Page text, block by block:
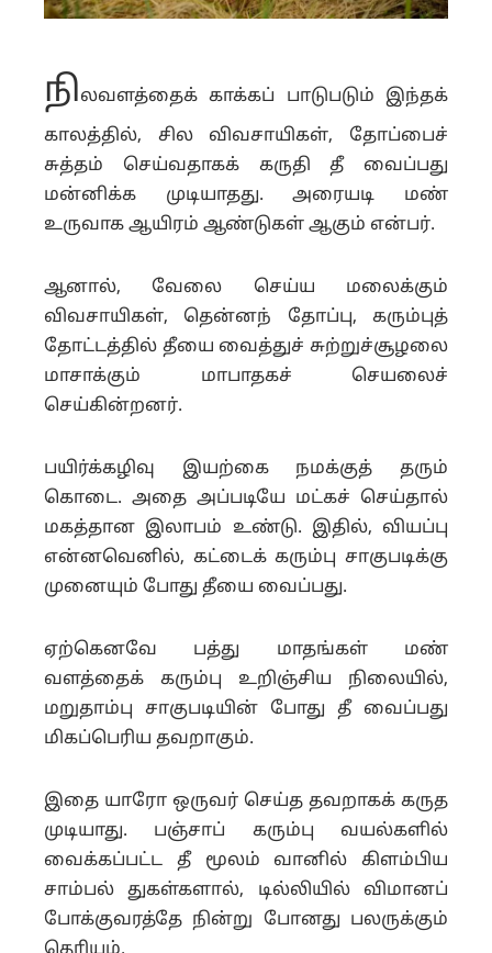
நிலவளத்தைக் காக்கப் பாடுபடும் இந்தக்
காலத்தில், சில விவசாயிகள், தோப்பைச்
சுத்தம் செய்வதாகக் கருதி தீ வைப்பது
மன்னிக்க முடியாதது. அரையடி மண்
உருவாக ஆயிரம் ஆண்டுகள் ஆகும் என்பர்.
ஆனால், வேலை செய்ய மலைக்கும்
விவசாயிகள், தென்னந் தோப்பு, கரும்புத்
தோட்டத்தில் தீயை வைத்துச் சுற்றுச்சூழலை
மாசாக்கும் மாபாதகச் செயலைச்
செய்கின்றனர்.
பயிர்க்கழிவு இயற்கை நமக்குத் தரும்
கொடை. அதை அப்படியே மட்கச் செய்தால்
மகத்தான இலாபம் உண்டு. இதில், வியப்பு
என்னவெனில், கட்டைக் கரும்பு சாகுபடிக்கு
முனையும் போது தீயை வைப்பது.
ஏற்கெனவே பத்து மாதங்கள் மண்
வளத்தைக் கரும்பு உறிஞ்சிய நிலையில்,
மறுதாம்பு சாகுபடியின் போது தீ வைப்பது
மிகப்பெரிய தவறாகும்.
இதை யாரோ ஒருவர் செய்த தவறாகக் கருத
முடியாது. பஞ்சாப் கரும்பு வயல்களில்
வைக்கப்பட்ட தீ மூலம் வானில் கிளம்பிய
சாம்பல் துகள்களால், டில்லியில் விமானப்
போக்குவரத்தே நின்று போனது பலருக்கும்